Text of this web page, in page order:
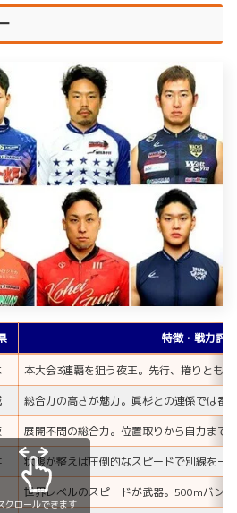
特徴・戦力評価
本大会3連覇を狙う夜王。先行、捲りとも
総合力の高さが魅力。眞杉との連係では番
展開不問の総合力。位置取りから自力まで
状態が整えば圧倒的なスピードで別線を一
世界レベルのスピードが武器。500mバン
クロールできます